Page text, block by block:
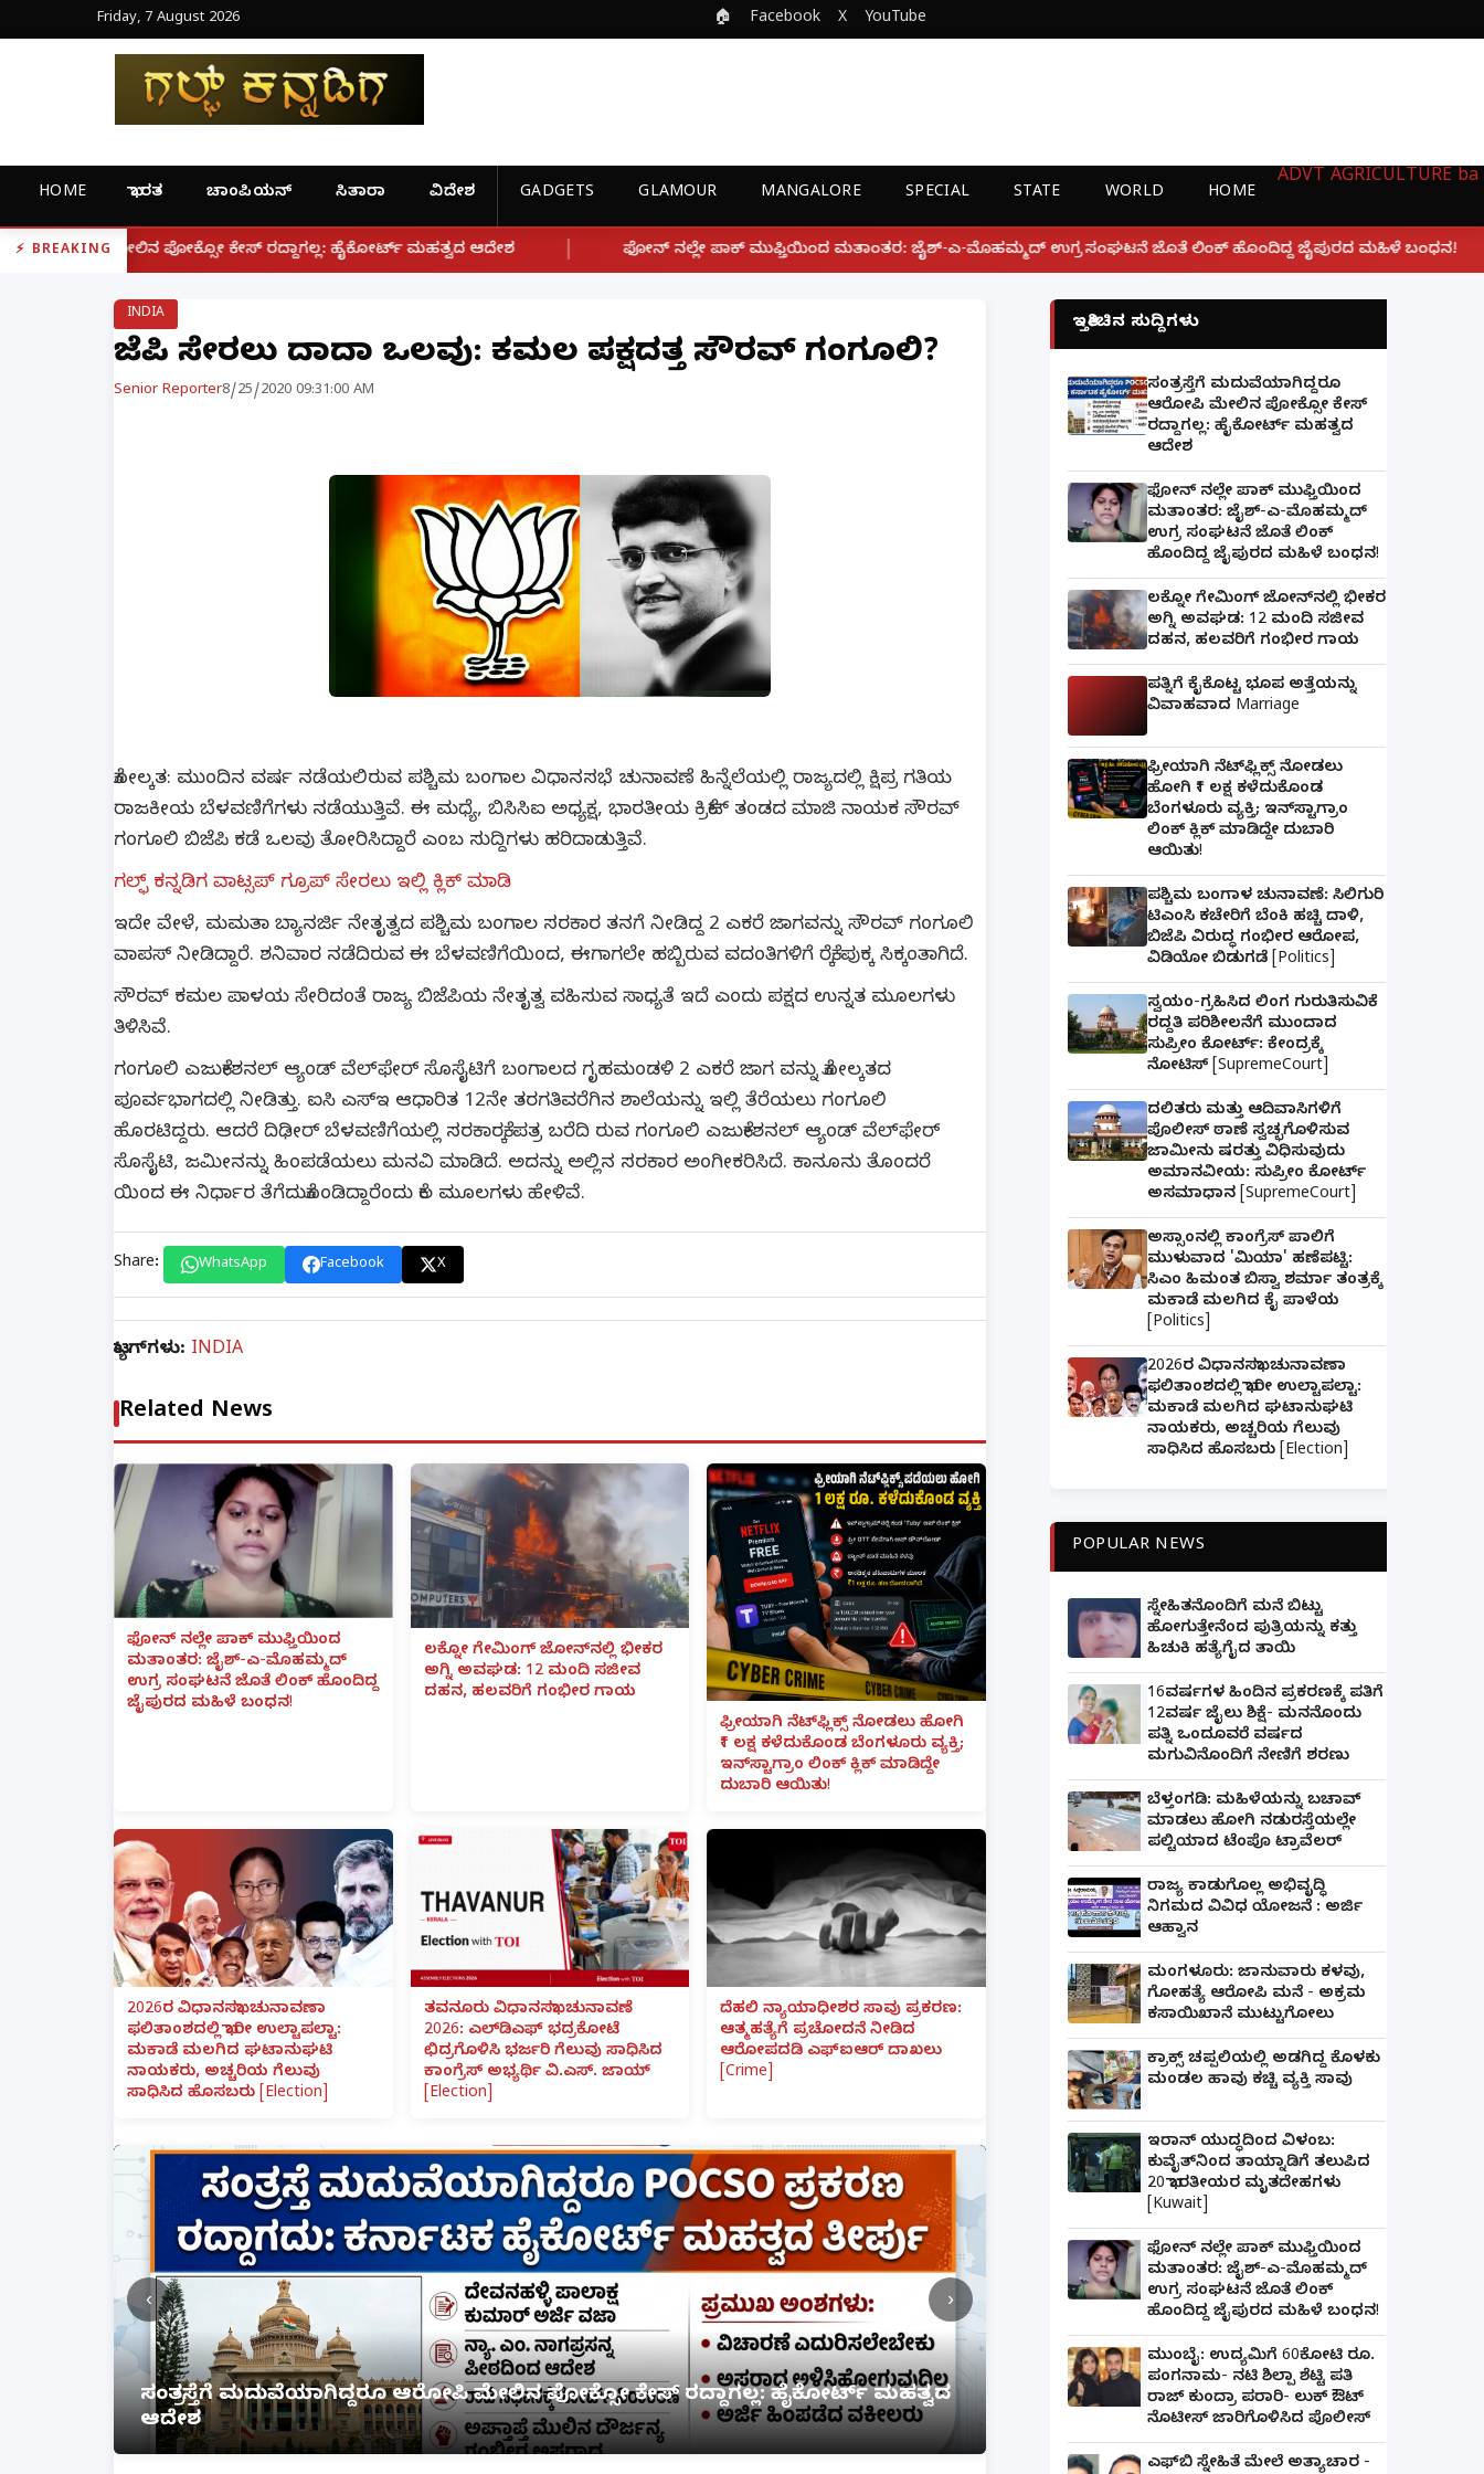
Friday, 7 August 2026 🏠 Facebook X YouTube
HOME ಭಾರತ ಚಾಂಪಿಯನ್ ಸಿತಾರಾ ವಿದೇಶ GADGETS GLAMOUR MANGALORE SPECIAL STATE WORLD HOME
ADVT AGRICULTURE ba
BREAKING
ಕೇಸ್ ರದ್ದಾಗಲ್ಲ: ಹೈಕೋರ್ಟ್ ಮಹತ್ವದ ಆದೇಶ | ಫೋನ್ ನಲ್ಲೇ ಪಾಕ್ ಮುಫ್ತಿಯಿಂದ ಮತಾಂತರ: ಜೈಶ್-ಎ-ಮೊಹಮ್ಮದ್ ಉಗ್ರ ಸಂಘಟನೆ ಜೊತೆ ಲಿಂಕ್ ಹೊಂದಿದ್ದ ಜೈಪುರದ ಮಹಿಳೆ ಬಂಧನ! | ಲಕ್ನೋ ಗೇಮಿಂಗ್
INDIA
ಬಿಜೆಪಿ ಸೇರಲು ದಾದಾ ಒಲವು: ಕಮಲ ಪಕ್ಷದತ್ತ ಸೌರವ್ ಗಂಗೂಲಿ?
Senior Reporter8/25/2020 09:31:00 AM
ಕೋಲ್ಕತ: ಮುಂದಿನ ವರ್ಷ ನಡೆಯಲಿರುವ ಪಶ್ಚಿಮ ಬಂಗಾಲ ವಿಧಾನಸಭೆ ಚುನಾವಣೆ ಹಿನ್ನೆಲೆಯಲ್ಲಿ ರಾಜ್ಯದಲ್ಲಿ ಕ್ಷಿಪ್ರ ಗತಿಯ
ರಾಜಕೀಯ ಬೆಳವಣಿಗೆಗಳು ನಡೆಯುತ್ತಿವೆ. ಈ ಮಧ್ಯೆ, ಬಿಸಿಸಿಐ ಅಧ್ಯಕ್ಷ, ಭಾರತೀಯ ಕ್ರಿಕೆಟ್‌ ತಂಡದ ಮಾಜಿ ನಾಯಕ ಸೌರವ್‌
ಗಂಗೂಲಿ ಬಿಜೆಪಿ ಕಡೆ ಒಲವು ತೋರಿಸಿದ್ದಾರೆ ಎಂಬ ಸುದ್ದಿಗಳು ಹರಿದಾಡುತ್ತಿವೆ.
ಗಲ್ಫ್ ಕನ್ನಡಿಗ ವಾಟ್ಸಪ್ ಗ್ರೂಪ್ ಸೇರಲು ಇಲ್ಲಿ ಕ್ಲಿಕ್ ಮಾಡಿ
ಇದೇ ವೇಳೆ, ಮಮತಾ ಬ್ಯಾನರ್ಜಿ ನೇತೃತ್ವದ ಪಶ್ಚಿಮ ಬಂಗಾಲ ಸರಕಾರ ತನಗೆ ನೀಡಿದ್ದ 2 ಎಕರೆ ಜಾಗವನ್ನು ಸೌರವ್‌ ಗಂಗೂಲಿ
ವಾಪಸ್ ನೀಡಿದ್ದಾರೆ. ಶನಿವಾರ ನಡೆದಿರುವ ಈ ಬೆಳವಣಿಗೆಯಿಂದ, ಈಗಾಗಲೇ ಹಬ್ಬಿರುವ ವದಂತಿಗಳಿಗೆ ರೆಕ್ಕೆ ಪುಕ್ಕ ಸಿಕ್ಕಂತಾಗಿದೆ.
ಸೌರವ್ ಕಮಲ ಪಾಳಯ ಸೇರಿದಂತೆ ರಾಜ್ಯ ಬಿಜೆಪಿಯ ನೇತೃತ್ವ ವಹಿಸುವ ಸಾಧ್ಯತೆ ಇದೆ ಎಂದು ಪಕ್ಷದ ಉನ್ನತ ಮೂಲಗಳು
ತಿಳಿಸಿವೆ.
ಗಂಗೂಲಿ ಎಜುಕೇಶನಲ್‌ ಆ್ಯಂಡ್‌ ವೆಲ್‌ಫೇರ್‌ ಸೊಸೈಟಿಗೆ ಬಂಗಾಲದ ಗೃಹಮಂಡಳಿ 2 ಎಕರೆ ಜಾಗ ವನ್ನು ಕೋಲ್ಕತದ
ಪೂರ್ವಭಾಗದಲ್ಲಿ ನೀಡಿತ್ತು. ಐಸಿ ಎಸ್‌ಇ ಆಧಾರಿತ 12ನೇ ತರಗತಿವರೆಗಿನ ಶಾಲೆಯನ್ನು ಇಲ್ಲಿ ತೆರೆಯಲು ಗಂಗೂಲಿ
ಹೊರಟಿದ್ದರು. ಆದರೆ ದಿಢೀರ್‌ ಬೆಳವಣಿಗೆಯಲ್ಲಿ ಸರಕಾರಕ್ಕೆ ಪತ್ರ ಬರೆದಿ ರುವ ಗಂಗೂಲಿ ಎಜುಕೇಶನಲ್‌ ಆ್ಯಂಡ್‌ ವೆಲ್‌ಫೇರ್‌
ಸೊಸೈಟಿ, ಜಮೀನನ್ನು ಹಿಂಪಡೆಯಲು ಮನವಿ ಮಾಡಿದೆ. ಅದನ್ನು ಅಲ್ಲಿನ ಸರಕಾರ ಅಂಗೀಕರಿಸಿದೆ. ಕಾನೂನು ತೊಂದರೆ
ಯಿಂದ ಈ ನಿರ್ಧಾರ ತೆಗೆದುಕೊಂಡಿದ್ದಾರೆಂದು ಕೆಲ ಮೂಲಗಳು ಹೇಳಿವೆ.
Share: WhatsApp Facebook X
ಟ್ಯಾಗ್‌ಗಳು: INDIA
Related News
ಫೋನ್ ನಲ್ಲೇ ಪಾಕ್ ಮುಫ್ತಿಯಿಂದ
ಮತಾಂತರ: ಜೈಶ್-ಎ-ಮೊಹಮ್ಮದ್
ಉಗ್ರ ಸಂಘಟನೆ ಜೊತೆ ಲಿಂಕ್ ಹೊಂದಿದ್ದ
ಜೈಪುರದ ಮಹಿಳೆ ಬಂಧನ!
ಲಕ್ನೋ ಗೇಮಿಂಗ್ ಜೋನ್‌ನಲ್ಲಿ ಭೀಕರ
ಅಗ್ನಿ ಅವಘಡ: 12 ಮಂದಿ ಸಜೀವ
ದಹನ, ಹಲವರಿಗೆ ಗಂಭೀರ ಗಾಯ
ಫ್ರೀಯಾಗಿ ನೆಟ್‌ಫ್ಲಿಕ್ಸ್ ನೋಡಲು ಹೋಗಿ
₹1 ಲಕ್ಷ ಕಳೆದುಕೊಂಡ ಬೆಂಗಳೂರು ವ್ಯಕ್ತಿ;
ಇನ್‌ಸ್ಟಾಗ್ರಾಂ ಲಿಂಕ್ ಕ್ಲಿಕ್ ಮಾಡಿದ್ದೇ
ದುಬಾರಿ ಆಯಿತು!
2026ರ ವಿಧಾನಸಭಾ ಚುನಾವಣಾ
ಫಲಿತಾಂಶದಲ್ಲಿ ಭಾರೀ ಉಲ್ಟಾಪಲ್ಟಾ:
ಮಕಾಡೆ ಮಲಗಿದ ಘಟಾನುಘಟಿ
ನಾಯಕರು, ಅಚ್ಚರಿಯ ಗೆಲುವು
ಸಾಧಿಸಿದ ಹೊಸಬರು [Election]
ತವನೂರು ವಿಧಾನಸಭಾ ಚುನಾವಣೆ
2026: ಎಲ್‌ಡಿಎಫ್ ಭದ್ರಕೋಟೆ
ಛಿದ್ರಗೊಳಿಸಿ ಭರ್ಜರಿ ಗೆಲುವು ಸಾಧಿಸಿದ
ಕಾಂಗ್ರೆಸ್ ಅಭ್ಯರ್ಥಿ ವಿ.ಎಸ್. ಜಾಯ್
[Election]
ದೆಹಲಿ ನ್ಯಾಯಾಧೀಶರ ಸಾವು ಪ್ರಕರಣ:
ಆತ್ಮಹತ್ಯೆಗೆ ಪ್ರಚೋದನೆ ನೀಡಿದ
ಆರೋಪದಡಿ ಎಫ್‌ಐಆರ್ ದಾಖಲು
[Crime]
ಸಂತ್ರಸ್ತೆಗೆ ಮದುವೆಯಾಗಿದ್ದರೂ ಆರೋಪಿ ಮೇಲಿನ ಪೋಕ್ಸೋ ಕೇಸ್ ರದ್ದಾಗಲ್ಲ: ಹೈಕೋರ್ಟ್ ಮಹತ್ವದ
ಆದೇಶ
ಫೋನ್ ನಲ್ಲೇ ಪಾಕ್ ಮುಫ್ತಿಯಿಂದ ಮತಾಂತರ: ಜೈಶ್-
ಹೊಂದಿದ್ದ ಜೈಪುರದ ಮಹಿಳೆ ಬಂಧನ!
‹ ›
ಇತ್ತೀಚಿನ ಸುದ್ದಿಗಳು
ಸಂತ್ರಸ್ತೆಗೆ ಮದುವೆಯಾಗಿದ್ದರೂ
ಆರೋಪಿ ಮೇಲಿನ ಪೋಕ್ಸೋ ಕೇಸ್
ರದ್ದಾಗಲ್ಲ: ಹೈಕೋರ್ಟ್ ಮಹತ್ವದ
ಆದೇಶ
ಫೋನ್ ನಲ್ಲೇ ಪಾಕ್ ಮುಫ್ತಿಯಿಂದ
ಮತಾಂತರ: ಜೈಶ್-ಎ-ಮೊಹಮ್ಮದ್
ಉಗ್ರ ಸಂಘಟನೆ ಜೊತೆ ಲಿಂಕ್
ಹೊಂದಿದ್ದ ಜೈಪುರದ ಮಹಿಳೆ ಬಂಧನ!
ಲಕ್ನೋ ಗೇಮಿಂಗ್ ಜೋನ್‌ನಲ್ಲಿ ಭೀಕರ
ಅಗ್ನಿ ಅವಘಡ: 12 ಮಂದಿ ಸಜೀವ
ದಹನ, ಹಲವರಿಗೆ ಗಂಭೀರ ಗಾಯ
ಪತ್ನಿಗೆ ಕೈಕೊಟ್ಟ ಭೂಪ ಅತ್ತೆಯನ್ನು
ವಿವಾಹವಾದ Marriage
ಫ್ರೀಯಾಗಿ ನೆಟ್‌ಫ್ಲಿಕ್ಸ್ ನೋಡಲು
ಹೋಗಿ ₹1 ಲಕ್ಷ ಕಳೆದುಕೊಂಡ
ಬೆಂಗಳೂರು ವ್ಯಕ್ತಿ; ಇನ್‌ಸ್ಟಾಗ್ರಾಂ
ಲಿಂಕ್ ಕ್ಲಿಕ್ ಮಾಡಿದ್ದೇ ದುಬಾರಿ
ಆಯಿತು!
ಪಶ್ಚಿಮ ಬಂಗಾಳ ಚುನಾವಣೆ: ಸಿಲಿಗುರಿ
ಟಿಎಂಸಿ ಕಚೇರಿಗೆ ಬೆಂಕಿ ಹಚ್ಚಿ ದಾಳಿ,
ಬಿಜೆಪಿ ವಿರುದ್ಧ ಗಂಭೀರ ಆರೋಪ,
ವಿಡಿಯೋ ಬಿಡುಗಡೆ [Politics]
ಸ್ವಯಂ-ಗ್ರಹಿಸಿದ ಲಿಂಗ ಗುರುತಿಸುವಿಕೆ
ರದ್ದತಿ ಪರಿಶೀಲನೆಗೆ ಮುಂದಾದ
ಸುಪ್ರೀಂ ಕೋರ್ಟ್: ಕೇಂದ್ರಕ್ಕೆ
ನೋಟಿಸ್ [SupremeCourt]
ದಲಿತರು ಮತ್ತು ಆದಿವಾಸಿಗಳಿಗೆ
ಪೊಲೀಸ್ ಠಾಣೆ ಸ್ವಚ್ಛಗೊಳಿಸುವ
ಜಾಮೀನು ಷರತ್ತು ವಿಧಿಸುವುದು
ಅಮಾನವೀಯ: ಸುಪ್ರೀಂ ಕೋರ್ಟ್
ಅಸಮಾಧಾನ [SupremeCourt]
ಅಸ್ಸಾಂನಲ್ಲಿ ಕಾಂಗ್ರೆಸ್ ಪಾಲಿಗೆ
ಮುಳುವಾದ 'ಮಿಯಾ' ಹಣೆಪಟ್ಟಿ:
ಸಿಎಂ ಹಿಮಂತ ಬಿಸ್ವಾ ಶರ್ಮಾ ತಂತ್ರಕ್ಕೆ
ಮಕಾಡೆ ಮಲಗಿದ ಕೈ ಪಾಳೆಯ
[Politics]
2026ರ ವಿಧಾನಸಭಾ ಚುನಾವಣಾ
ಫಲಿತಾಂಶದಲ್ಲಿ ಭಾರೀ ಉಲ್ಟಾಪಲ್ಟಾ:
ಮಕಾಡೆ ಮಲಗಿದ ಘಟಾನುಘಟಿ
ನಾಯಕರು, ಅಚ್ಚರಿಯ ಗೆಲುವು
ಸಾಧಿಸಿದ ಹೊಸಬರು [Election]
POPULAR NEWS
ಸ್ನೇಹಿತನೊಂದಿಗೆ ಮನೆ ಬಿಟ್ಟು
ಹೋಗುತ್ತೇನೆಂದ ಪುತ್ರಿಯನ್ನು ಕತ್ತು
ಹಿಚುಕಿ ಹತ್ಯೆಗೈದ ತಾಯಿ
16ವರ್ಷಗಳ ಹಿಂದಿನ ಪ್ರಕರಣಕ್ಕೆ ಪತಿಗೆ
12ವರ್ಷ ಜೈಲು ಶಿಕ್ಷೆ- ಮನನೊಂದು
ಪತ್ನಿ ಒಂದೂವರೆ ವರ್ಷದ
ಮಗುವಿನೊಂದಿಗೆ ನೇಣಿಗೆ ಶರಣು
ಬೆಳ್ತಂಗಡಿ: ಮಹಿಳೆಯನ್ನು ಬಚಾವ್
ಮಾಡಲು ಹೋಗಿ ನಡುರಸ್ತೆಯಲ್ಲೇ
ಪಲ್ಟಿಯಾದ ಟೆಂಪೊ ಟ್ರಾವೆಲರ್
ರಾಜ್ಯ ಕಾಡುಗೊಲ್ಲ ಅಭಿವೃದ್ಧಿ
ನಿಗಮದ ವಿವಿಧ ಯೋಜನೆ : ಅರ್ಜಿ
ಆಹ್ವಾನ
ಮಂಗಳೂರು: ಜಾನುವಾರು ಕಳವು,
ಗೋಹತ್ಯೆ ಆರೋಪಿ ಮನೆ - ಅಕ್ರಮ
ಕಸಾಯಿಖಾನೆ ಮುಟ್ಟುಗೋಲು
ಕ್ರಾಕ್ಸ್ ಚಪ್ಪಲಿಯಲ್ಲಿ ಅಡಗಿದ್ದ ಕೊಳಕು
ಮಂಡಲ ಹಾವು ಕಚ್ಚಿ ವ್ಯಕ್ತಿ ಸಾವು
ಇರಾನ್ ಯುದ್ಧದಿಂದ ವಿಳಂಬ:
ಕುವೈತ್‌ನಿಂದ ತಾಯ್ನಾಡಿಗೆ ತಲುಪಿದ
20 ಭಾರತೀಯರ ಮೃತದೇಹಗಳು
[Kuwait]
ಫೋನ್ ನಲ್ಲೇ ಪಾಕ್ ಮುಫ್ತಿಯಿಂದ
ಮತಾಂತರ: ಜೈಶ್-ಎ-ಮೊಹಮ್ಮದ್
ಉಗ್ರ ಸಂಘಟನೆ ಜೊತೆ ಲಿಂಕ್
ಹೊಂದಿದ್ದ ಜೈಪುರದ ಮಹಿಳೆ ಬಂಧನ!
ಮುಂಬೈ: ಉದ್ಯಮಿಗೆ 60ಕೋಟಿ ರೂ.
ಪಂಗನಾಮ- ನಟಿ ಶಿಲ್ಪಾ ಶೆಟ್ಟಿ ಪತಿ
ರಾಜ್ ಕುಂದ್ರಾ ಪರಾರಿ- ಲುಕ್ ಔಟ್
ನೊಟೀಸ್ ಜಾರಿಗೊಳಿಸಿದ ಪೊಲೀಸ್
ಎಫ್‌ಬಿ ಸ್ನೇಹಿತೆ ಮೇಲೆ ಅತ್ಯಾಚಾರ -